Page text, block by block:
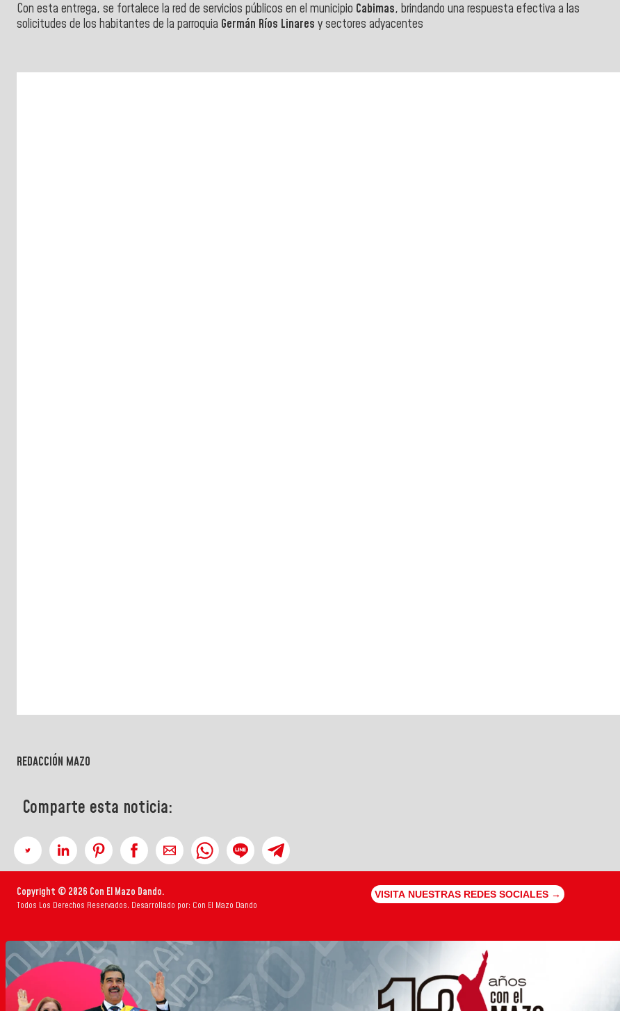
Con esta entrega, se fortalece la red de servicios públicos en el municipio Cabimas, brindando una respuesta efectiva a las
solicitudes de los habitantes de la parroquia Germán Ríos Linares y sectores adyacentes
REDACCIÓN MAZO
Comparte esta noticia:
Copyright © 2026 Con El Mazo Dando.
Todos Los Derechos Reservados. Desarrollado por: Con El Mazo Dando
VISITA NUESTRAS REDES SOCIALES →